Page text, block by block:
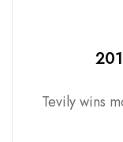
Tevily wins